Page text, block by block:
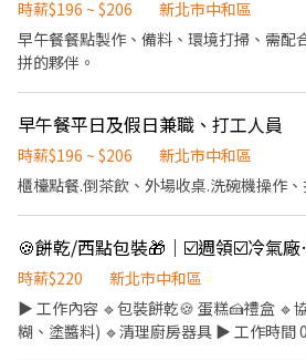
事務。 ．負責洗、剝、削、切各種食材。
備和餐具。 ．準備不同餐點所需要的食材
與重量。 ．負責擺盤、打包外帶服務。
時薪$196 ~ $206
新北市中和區
早午餐餐點製作、備料、環境打掃、需配
拼的夥伴。
早午餐平日及假日兼職、打工人員
時薪$196 ~ $206
新北市中和區
櫃檯點餐.倒茶飲、外場收桌.洗碗機操作
🍪餅乾/
時薪$220
新北市中和區
▶️ 工作內容 🔹包裝餅乾🍪 蛋糕🍰禮盒 🔹
糊、塗醬料) 🔹清理廚房器具 ▶️ 工作時間 09:00~18:00或